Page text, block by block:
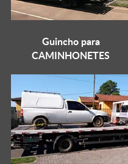
Guincho para
CAMINHONETES